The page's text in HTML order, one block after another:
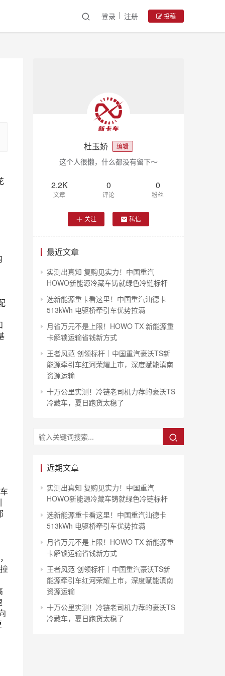
登录 注册 投稿
杜玉娇 编辑
这个人很懒，什么都没有留下～
2.2K
文章
0
评论
0
粉丝
关注 私信
最近文章
实测出真知 复购见实力！中国重汽
HOWO新能源冷藏车铸就绿色冷链标杆
选新能源重卡看这里！中国重汽汕德卡
513kWh 电驱桥牵引车优势拉满
月省万元不是上限！HOWO TX 新能源重
卡解锁运输省钱新方式
王者风范 创领标杆｜中国重汽豪沃TS新
能源牵引车红河荣耀上市，深度赋能滇南
资源运输
十万公里实测！冷链老司机力荐的豪沃TS
冷藏车，夏日跑货太稳了
近期文章
实测出真知 复购见实力！中国重汽
HOWO新能源冷藏车铸就绿色冷链标杆
选新能源重卡看这里！中国重汽汕德卡
513kWh 电驱桥牵引车优势拉满
月省万元不是上限！HOWO TX 新能源重
卡解锁运输省钱新方式
王者风范 创领标杆｜中国重汽豪沃TS新
能源牵引车红河荣耀上市，深度赋能滇南
资源运输
十万公里实测！冷链老司机力荐的豪沃TS
冷藏车，夏日跑货太稳了